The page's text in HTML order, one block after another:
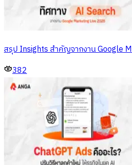
สรุป Insights สำคัญจากงาน Google
382